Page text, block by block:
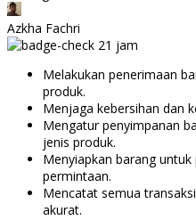
Azkha Fachri
21 jam
Melakukan penerimaan
produk.
Menjaga kebersihan dan
Mengatur penyimpanan
jenis produk.
Menyiapkan barang
permintaan.
Mencatat semua
akurat.